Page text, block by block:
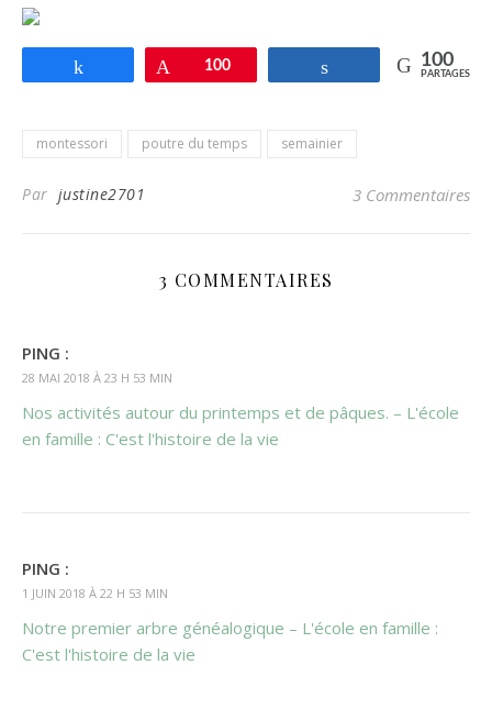
Enregistrer
100 Partagez 100
PARTAGES
montessori poutre du temps semainier
Par justine2701 3 Commentaires
3 COMMENTAIRES
PING :
28 MAI 2018 À 23 H 53 MIN
Nos activités autour du printemps et de pâques. – L'école
en famille : C'est l'histoire de la vie
PING :
1 JUIN 2018 À 22 H 53 MIN
Notre premier arbre généalogique – L'école en famille :
C'est l'histoire de la vie